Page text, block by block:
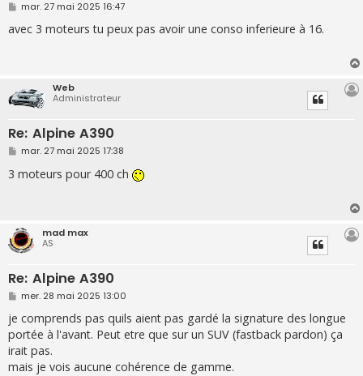
M
s
s
mar. 27 mai 2025 16:47
avec 3 moteurs tu peux pas avoir une conso inferieure à 16.
Web
Administrateur
Re: Alpine A390
M
s
s
mar. 27 mai 2025 17:38
3 moteurs pour 400 ch
mad max
AS
Re: Alpine A390
M
s
s
a
g
e
mer. 28 mai 2025 13:00
je comprends pas quils aient pas gardé la signature des longue
portée à l'avant. Peut etre que sur un SUV (fastback pardon) ça
irait pas.
mais je vois aucune cohérence de gamme.